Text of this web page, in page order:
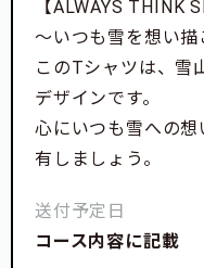
【ALWAYS THINK
～いつも雪を想い描
このTシャツは、雪
デザインです。
心にいつも雪への
有しましょう。
送付予定日
コース内容に記載